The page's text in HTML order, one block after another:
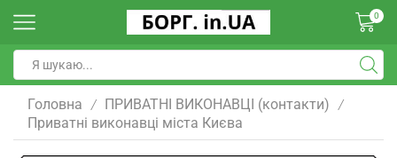
0
Головна / ПРИВАТНІ ВИКОНАВЦІ (контакти) /
Приватні виконавці міста Києва